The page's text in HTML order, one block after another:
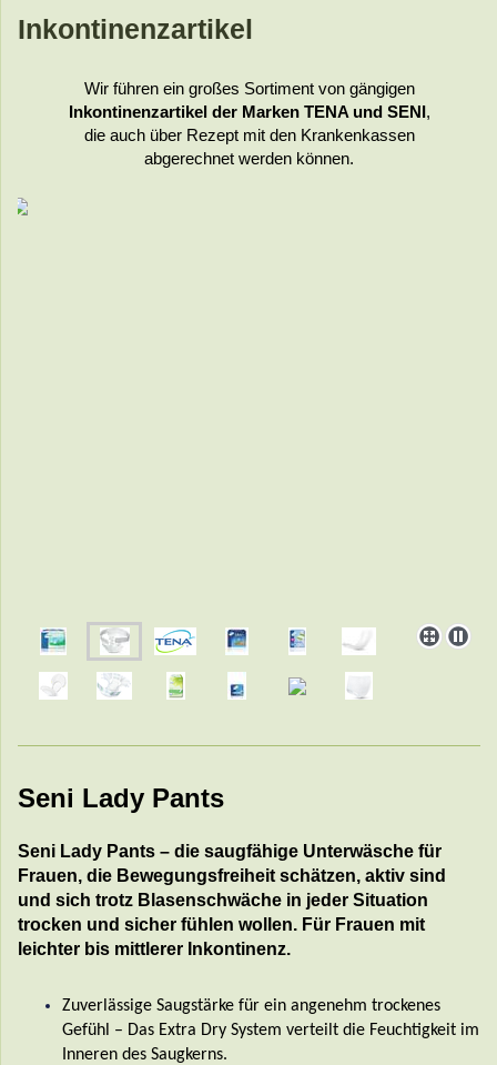
Inkontinenzartikel
Wir führen ein großes Sortiment von gängigen
Inkontinenzartikel der Marken TENA und SENI,
die auch über Rezept mit den Krankenkassen
abgerechnet werden können.
Seni Lady Pants
Seni Lady Pants – die saugfähige Unterwäsche für
Frauen, die Bewegungsfreiheit schätzen, aktiv sind
und sich trotz Blasenschwäche in jeder Situation
trocken und sicher fühlen wollen. Für Frauen mit
leichter bis mittlerer Inkontinenz.
Zuverlässige Saugstärke für ein angenehm trockenes
Gefühl – Das Extra Dry System verteilt die Feuchtigkeit im
Inneren des Saugkerns.